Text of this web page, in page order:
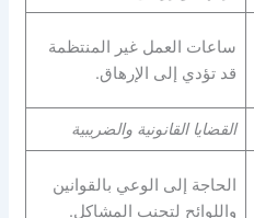
ساعات العمل غير المنتظمة
قد تؤدي إلى الإرهاق.
القضايا القانونية والضريبية
الحاجة إلى الوعي بالقوانين
واللوائح لتجنب المشاكل.